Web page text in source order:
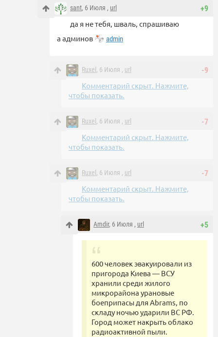
+9
sant, 6 Июля , url
да я не тебя, шваль, спрашиваю
а админов
admin
-9
Ruxel , 6 Июля , url
Комментарий скрыт. Нажмите,
чтобы показать.
-7
Ruxel , 6 Июля , url
Комментарий скрыт. Нажмите,
чтобы показать.
-7
Ruxel , 6 Июля , url
Комментарий скрыт. Нажмите,
чтобы показать.
+5
Amdir, 6 Июля , url
600 человек эвакуировали из
пригорода Киева — ВСУ
хранили среди жилого
микрорайона урановые
боеприпасы для Abrams, по
складу ночью ударили ВС РФ.
Город может накрыть облако
радиоактивной пыли.